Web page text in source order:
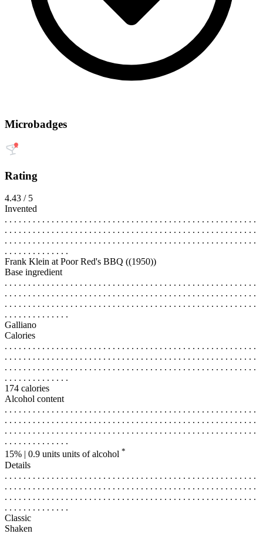
Microbadges
Rating
4.43 / 5
Invented
. . . . . . . . . . . . . . . . . . . . . . . . . . . . . . . . . . . . . . . . . . . . . . . . . . . . . .
. . . . . . . . . . . . . . . . . . . . . . . . . . . . . . . . . . . . . . . . . . . . . . . . . . . . . .
. . . . . . . . . . . . . . . . . . . . . . . . . . . . . . . . . . . . . . . . . . . . . . . . . . . . . .
. . . . . . . . . . . . . .
Frank Klein at Poor Red's BBQ ((1950))
Base ingredient
. . . . . . . . . . . . . . . . . . . . . . . . . . . . . . . . . . . . . . . . . . . . . . . . . . . . . .
. . . . . . . . . . . . . . . . . . . . . . . . . . . . . . . . . . . . . . . . . . . . . . . . . . . . . .
. . . . . . . . . . . . . . . . . . . . . . . . . . . . . . . . . . . . . . . . . . . . . . . . . . . . . .
. . . . . . . . . . . . . .
Galliano
Calories
. . . . . . . . . . . . . . . . . . . . . . . . . . . . . . . . . . . . . . . . . . . . . . . . . . . . . .
. . . . . . . . . . . . . . . . . . . . . . . . . . . . . . . . . . . . . . . . . . . . . . . . . . . . . .
. . . . . . . . . . . . . . . . . . . . . . . . . . . . . . . . . . . . . . . . . . . . . . . . . . . . . .
. . . . . . . . . . . . . .
174 calories
Alcohol content
. . . . . . . . . . . . . . . . . . . . . . . . . . . . . . . . . . . . . . . . . . . . . . . . . . . . . .
. . . . . . . . . . . . . . . . . . . . . . . . . . . . . . . . . . . . . . . . . . . . . . . . . . . . . .
. . . . . . . . . . . . . . . . . . . . . . . . . . . . . . . . . . . . . . . . . . . . . . . . . . . . . .
. . . . . . . . . . . . . .
15% | 0.9 units units of alcohol *
Details
. . . . . . . . . . . . . . . . . . . . . . . . . . . . . . . . . . . . . . . . . . . . . . . . . . . . . .
. . . . . . . . . . . . . . . . . . . . . . . . . . . . . . . . . . . . . . . . . . . . . . . . . . . . . .
. . . . . . . . . . . . . . . . . . . . . . . . . . . . . . . . . . . . . . . . . . . . . . . . . . . . . .
. . . . . . . . . . . . . .
Classic
Shaken